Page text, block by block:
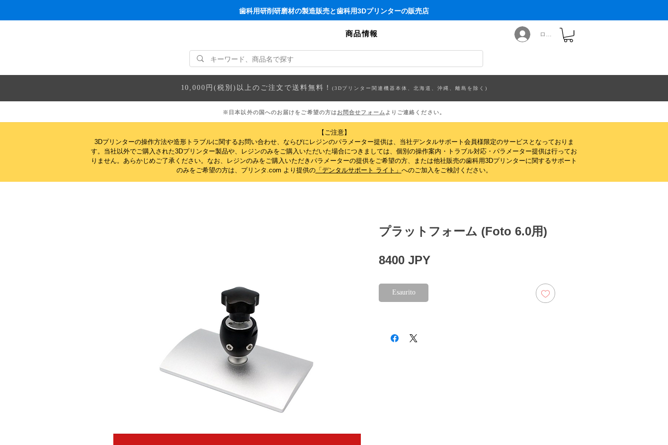
商品情報 ログイン
歯科用研削研磨材の製造販売と歯科用3Dプリンターの販売店
10,000円(税別)以上のご注文で送料無料！ (3Dプリンター関連機器本体、北海道、沖縄、離島を除く)
※日本以外の国へのお届けをご希望の方はお問合せフォームよりご連絡ください。
【ご注意】
3Dプリンターの操作方法や造形トラブルに関するお問い合わせ、ならびにレジンのパラメーター提供は、当社デンタルサポート会員様限定のサービスとなっておりま
す。当社以外でご購入された3Dプリンター製品や、レジンのみをご購入いただいた場合につきましては、個別の操作案内・トラブル対応・パラメーター提供は行ってお
りません。 あらかじめご了承ください。なお、レジンのみをご購入いただきパラメーターの提供をご希望の方、または他社販売の歯科用3Dプリンターに関するサポート
のみをご希望の方は、プリンタ.com より提供の「デンタルサポート ライト」 へのご加入をご検討ください。
プラットフォーム (Foto 6.0用)
8400 JPYPrezzo
Esaurito